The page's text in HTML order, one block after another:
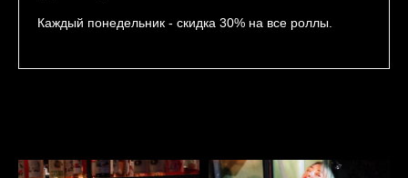
Каждый понедельник - скидка 30% на все роллы.